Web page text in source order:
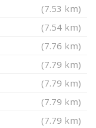
(7.53 km)
(7.54 km)
(7.76 km)
(7.79 km)
(7.79 km)
(7.79 km)
(7.79 km)